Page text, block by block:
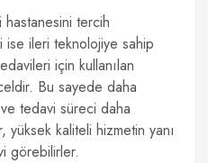
hastanesini tercih
ileri teknolojiye sahip
için kullanılan
Bu sayede daha
tedavi süreci daha
kaliteli hizmetin yanı
görebilirler.